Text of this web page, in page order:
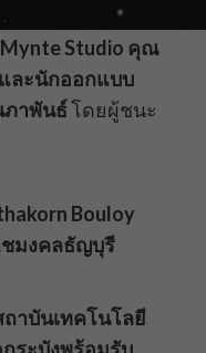
คุณ Tee
Mynte Studio คุณ
ละนักออกแบบ
ภาพันธ์โดยผู้ชนะ
Bouloy
มงคลธัญบุรี
ถาบันเทคโนโลยี